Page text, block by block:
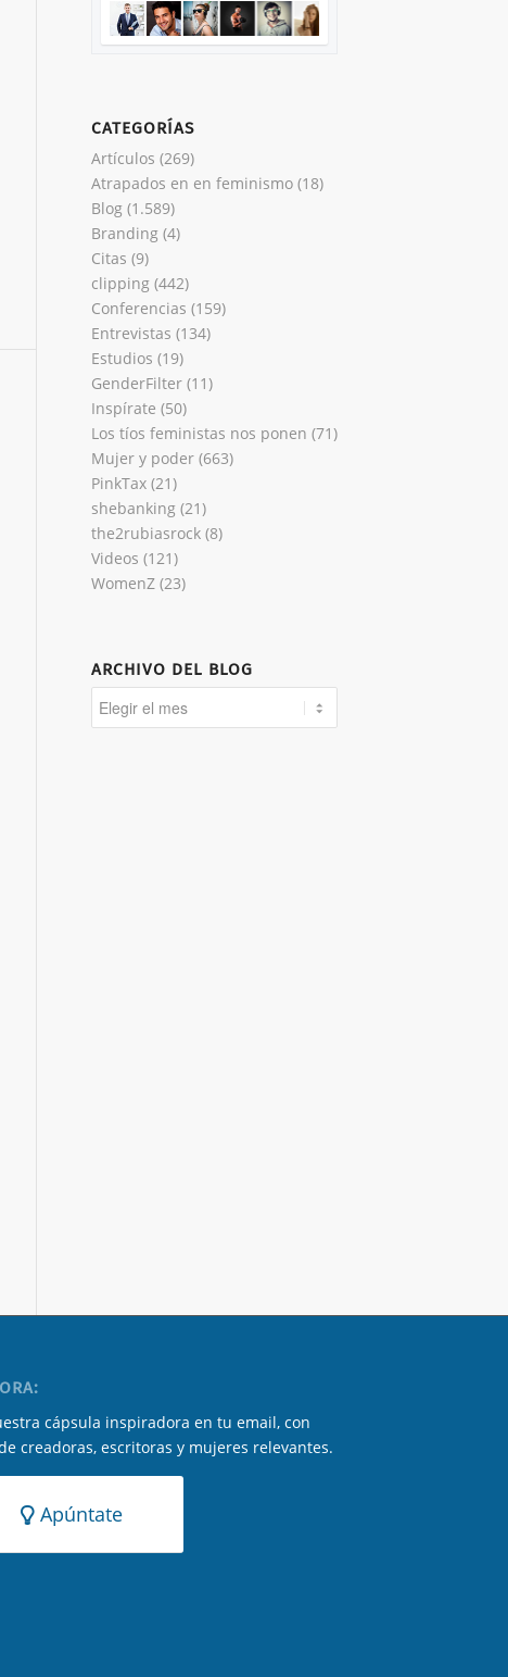
CATEGORÍAS
Artículos (269)
Atrapados en en feminismo(18)
Blog(1.589)
Branding(4)
Citas (9)
clipping(442)
Conferencias (159)
Entrevistas (134)
Estudios (19)
GenderFilter(11)
Inspírate (50)
Los tíos feministas nos ponen (71)
Mujer y poder(663)
PinkTax(21)
shebanking(21)
the2rubiasrock(8)
Videos (121)
WomenZ(23)
ARCHIVO DEL BLOG
cápsula inspiradora en tu email, con
creadoras, escritoras y mujeres relevantes.
Apúntate